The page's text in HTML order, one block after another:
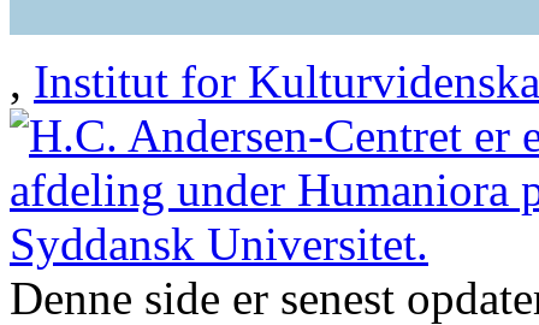
, Institut for
Denne side er senest